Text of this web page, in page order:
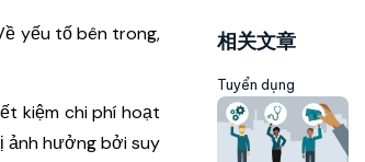
yếu tố bên trong,
kiệm chi phí hoạt
ảnh hưởng bởi suy
相关文章
Tuyển dụng